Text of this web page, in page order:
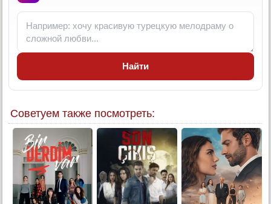
7 серия (суб)
8 серия
8 серия (суб)
Найти
Советуем также посмотреть: